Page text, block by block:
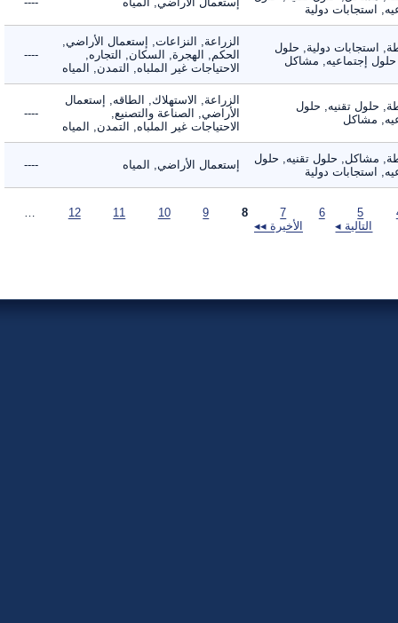
استجابات دولية
استجابات دولية, حلول
إجتماعيه, مشاكل
الزراعة, النزاعات, إستعمال الأراضي,
الحكم, الهجرة, السكان, التجاره,
الاحتياجات غير الملباه, التمدن, المياه
----
حلول تقنيه, حلول
مشاكل
الزراعة, الاستهلاك, الطاقه, إستعمال
الأراضي, الصناعة والتصنيع,
الاحتياجات غير الملباه, التمدن, المياه
----
مشاكل, حلول تقنيه, حلول
استجابات دولية
إستعمال الأراضي, المياه ----
التالية ◂
الأخيرة ◂◂